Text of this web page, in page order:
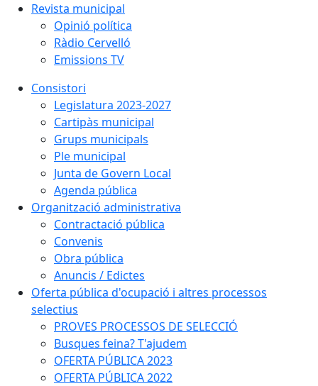
Revista municipal
Opinió política
Ràdio Cervelló
Emissions TV
Consistori
Legislatura 2023-2027
Cartipàs municipal
Grups municipals
Ple municipal
Junta de Govern Local
Agenda pública
Organització administrativa
Contractació pública
Convenis
Obra pública
Anuncis / Edictes
Oferta pública d'ocupació i altres processos
selectius
PROVES PROCESSOS DE SELECCIÓ
Busques feina? T'ajudem
OFERTA PÚBLICA 2023
OFERTA PÚBLICA 2022